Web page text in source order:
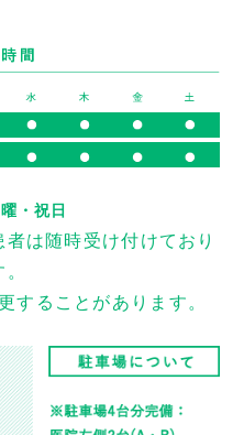
・祝日
は随時受け付けており
することがあります。